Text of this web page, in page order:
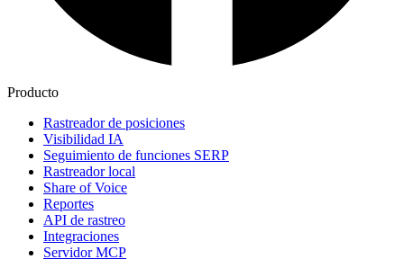
Producto
Rastreador de posiciones
Visibilidad IA
Seguimiento de funciones SERP
Rastreador local
Share of Voice
Reportes
API de rastreo
Integraciones
Servidor MCP